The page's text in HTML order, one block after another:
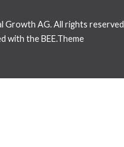
Growth AG. All rights
with the BEE.Theme